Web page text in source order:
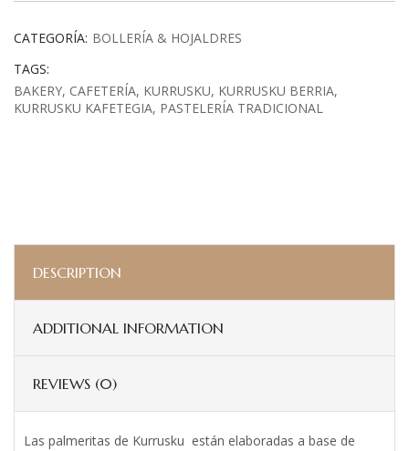
CATEGORÍA: BOLLERÍA & HOJALDRES
TAGS:
BAKERY CAFETERÍA KURRUSKU KURRUSKU BERRIA
KURRUSKU KAFETEGIA PASTELERÍA TRADICIONAL
DESCRIPTION
ADDITIONAL INFORMATION
REVIEWS (0)
Las palmeritas de Kurrusku están elaboradas a base de